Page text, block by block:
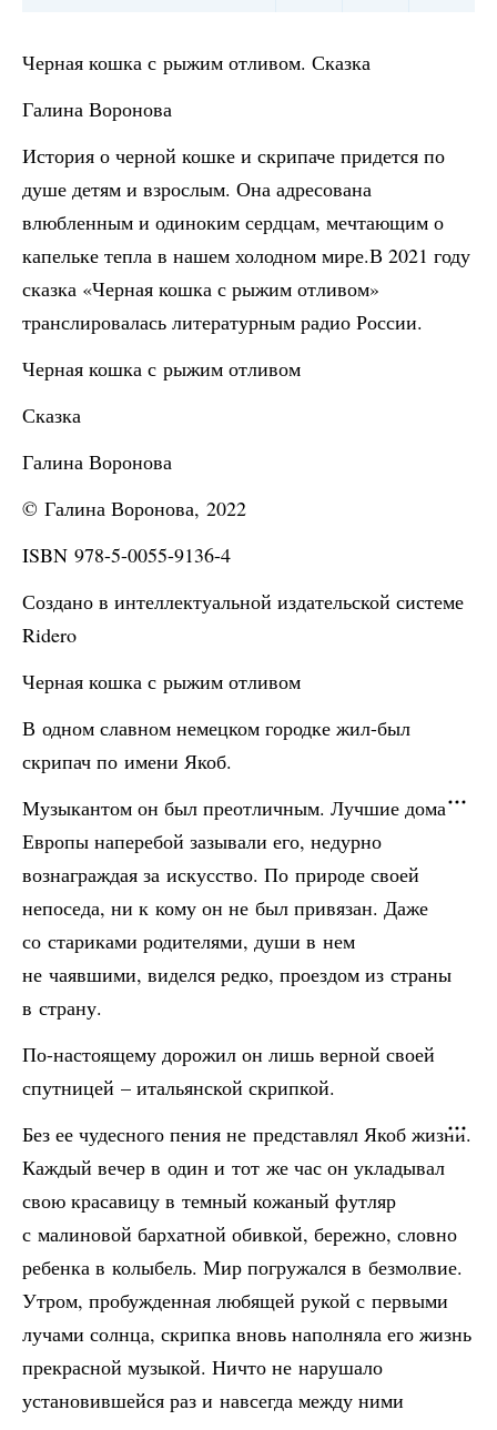
Черная кошка с рыжим отливом. Сказка
Галина Воронова
История о черной кошке и скрипаче придется по
душе детям и взрослым. Она адресована
влюбленным и одиноким сердцам, мечтающим о
капельке тепла в нашем холодном мире.В 2021 году
сказка «Черная кошка с рыжим отливом»
транслировалась литературным радио России.
Черная кошка с рыжим отливом
Сказка
Галина Воронова
© Галина Воронова, 2022
ISBN 978-5-0055-9136-4
Создано в интеллектуальной издательской системе
Ridero
Черная кошка с рыжим отливом
В одном славном немецком городке жил-был
скрипач по имени Якоб.
Музыкантом он был преотличным. Лучшие дома
Европы наперебой зазывали его, недурно
вознаграждая за искусство. По природе своей
непоседа, ни к кому он не был привязан. Даже
со стариками родителями, души в нем
не чаявшими, виделся редко, проездом из страны
в страну.
По-настоящему дорожил он лишь верной своей
спутницей – итальянской скрипкой.
Без ее чудесного пения не представлял Якоб жизни.
Каждый вечер в один и тот же час он укладывал
свою красавицу в темный кожаный футляр
с малиновой бархатной обивкой, бережно, словно
ребенка в колыбель. Мир погружался в безмолвие.
Утром, пробужденная любящей рукой с первыми
лучами солнца, скрипка вновь наполняла его жизнь
прекрасной музыкой. Ничто не нарушало
установившейся раз и навсегда между ними